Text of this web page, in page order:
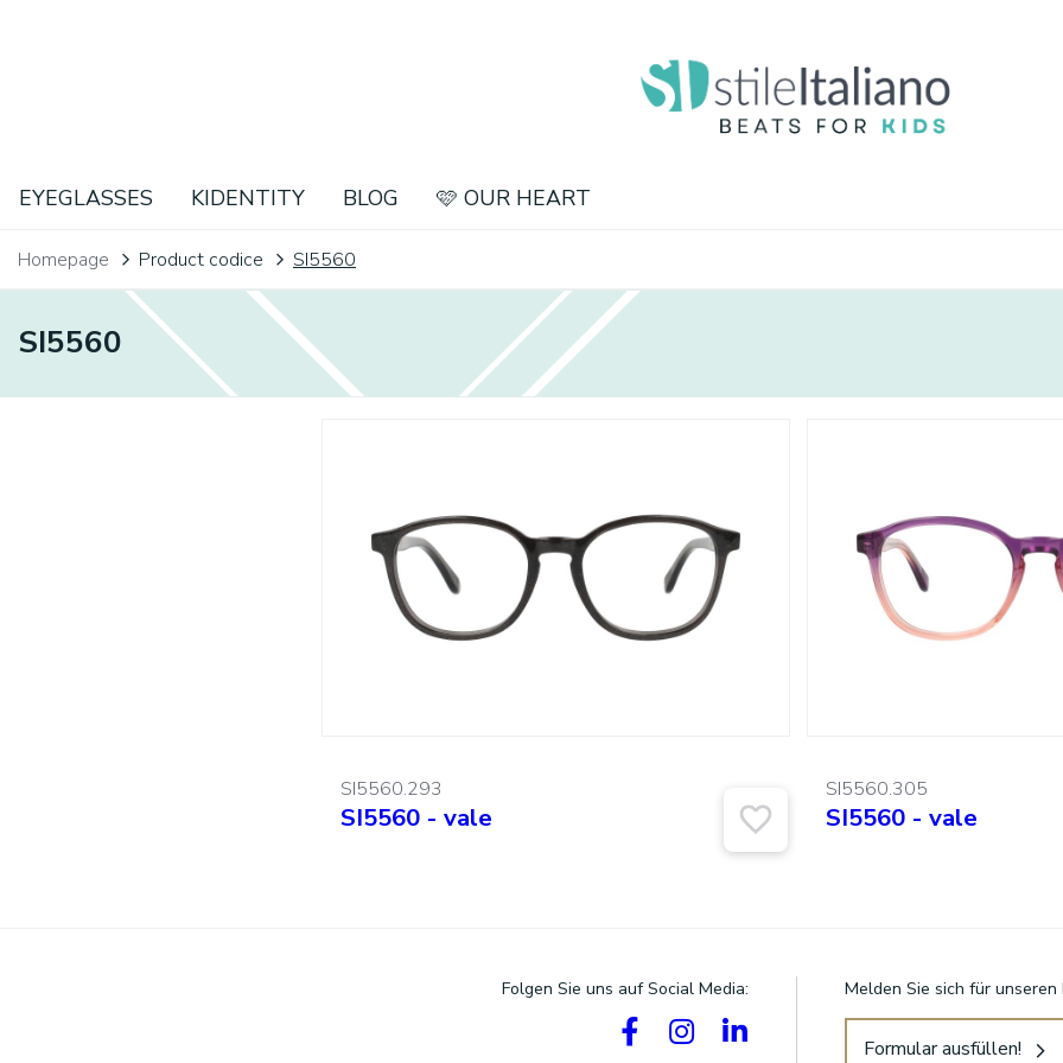
EYEGLASSES KIDENTITY BLOG 🩷 OUR HEART
Homepage Product codice SI5560
SI5560
SI5560.293
SI5560 - vale
SI5560.305
SI5560 - vale
Folgen Sie uns auf Social Media: Melden Sie sich für
Formular ausfüllen!